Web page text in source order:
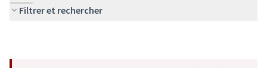
Filtrer et rechercher